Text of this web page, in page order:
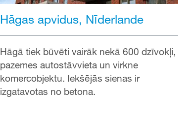
Hāgas apvidus, Nīderlande
Hāgā tiek būvēti vairāk nekā 600 dzīvokļi,
pazemes autostāvvieta un virkne
komercobjektu. Iekšējās sienas ir
izgatavotas no betona.